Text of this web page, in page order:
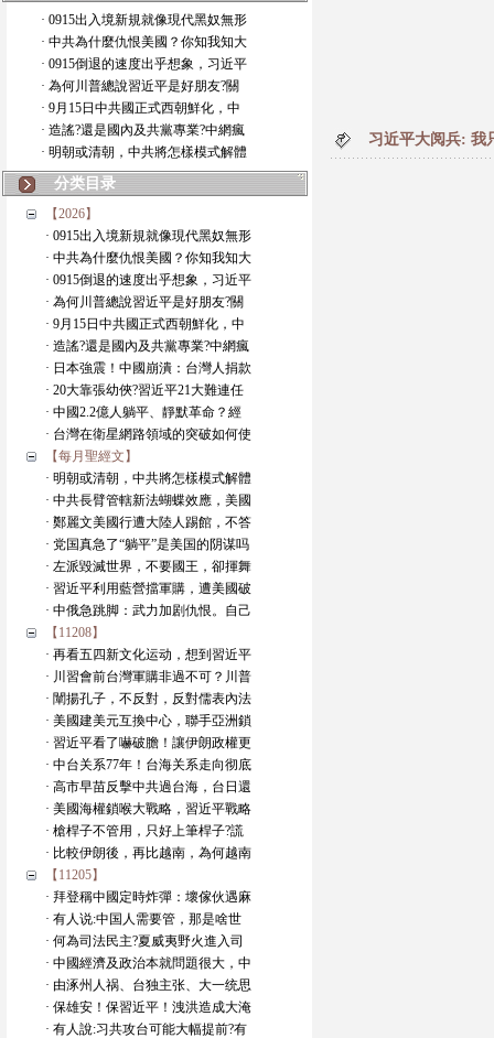
· 0915出入境新規就像現代黑奴無形
· 中共為什麼仇恨美國？你知我知大
· 0915倒退的速度出乎想象，习近平
· 為何川普總說習近平是好朋友?關
· 9月15日中共國正式西朝鮮化，中
· 造謠?還是國內及共黨專業?中網瘋
· 明朝或清朝，中共將怎樣模式解體
分类目录
【2026】
· 0915出入境新規就像現代黑奴無形
· 中共為什麼仇恨美國？你知我知大
· 0915倒退的速度出乎想象，习近平
· 為何川普總說習近平是好朋友?關
· 9月15日中共國正式西朝鮮化，中
· 造謠?還是國內及共黨專業?中網瘋
· 日本強震！中國崩潰：台灣人捐款
· 20大靠張幼俠?習近平21大難連任
· 中國2.2億人躺平、靜默革命？經
· 台灣在衛星網路領域的突破如何使
【每月聖經文】
· 明朝或清朝，中共將怎樣模式解體
· 中共長臂管轄新法蝴蝶效應，美國
· 鄭麗文美國行遭大陸人踢館，不答
· 党国真急了“躺平”是美国的阴谋吗
· 左派毀滅世界，不要國王，卻揮舞
· 習近平利用藍營擋軍購，遭美國破
· 中俄急跳脚：武力加剧仇恨。自己
【11208】
· 再看五四新文化运动，想到習近平
· 川習會前台灣軍購非過不可？川普
· 闡揚孔子，不反對，反對儒表內法
· 美國建美元互換中心，聯手亞洲鎖
· 習近平看了嚇破膽！讓伊朗政權更
· 中台关系77年！台海关系走向彻底
· 高市早苗反擊中共過台海，台日還
· 美國海權鎖喉大戰略，習近平戰略
· 槍桿子不管用，只好上筆桿子?謊
· 比較伊朗後，再比越南，為何越南
【11205】
· 拜登稱中國定時炸彈：壞傢伙遇麻
· 有人说:中国人需要管，那是啥世
· 何為司法民主?夏威夷野火進入司
· 中國經濟及政治本就問題很大，中
· 由涿州人祸、台独主张、大一统思
· 保雄安！保習近平！洩洪造成大淹
· 有人說:习共攻台可能大幅提前?有
习近平大阅兵: 我